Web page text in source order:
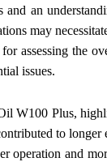
an
may
assessing the
issues.
W100 Plus,
to longer
operation and